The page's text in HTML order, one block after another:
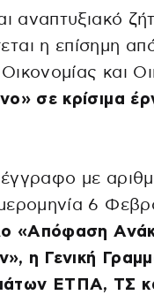
αναπτυξιακό
η επίσημη
και
σε κρίσιμα
με
6
«Απόφαση
η Γενική
ΕΤΠΑ, ΤΣ